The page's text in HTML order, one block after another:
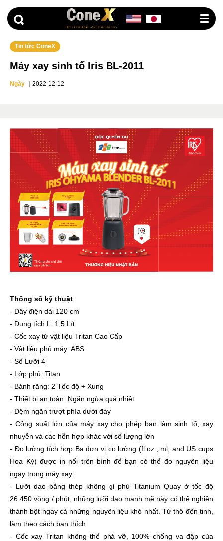
Tin tức ConeX
Máy xay sinh tố Iris BL-2011
Ngày 2022-12-12
Thông số kỹ thuật
- Dây điện dài 120 cm
- Dung tích L: 1,5 Lít
- Cốc xay từ vật liệu Tritan Cao Cấp
- Vật liệu phủ máy: ABS
- Số Lưỡi 4
- Lớp phủ: Titan
- Bánh răng: 2 Tốc độ + Xung
- Thiết bị an toàn: Ngăn ngừa quá nhiệt
- Đệm ngăn trượt phía dưới đáy
- Công suất lớn của máy xay cho phép bạn làm sinh tố, xay
nhuyễn và các hỗn hợp khác với số lượng lớn
- Đo lường tích hợp Ba đơn vị đo lường (fl.oz., ml, and US cups
Hoa Kỳ) được in nổi trên bình để bạn có thể đo nguyên liệu
ngay trong máy xay.
- Lưỡi dao bằng thép không gỉ phủ Titanium Quay ở tốc độ
26.450 vòng / phút, những lưỡi dao mạnh mẽ này có thể nghiền
thành bột ngay cả những nguyên liệu khó nhất. Từ thô đến tinh,
làm theo cách bạn thích.
- Cốc xay Tritan không thể phá vỡ, 100% chống va đập của